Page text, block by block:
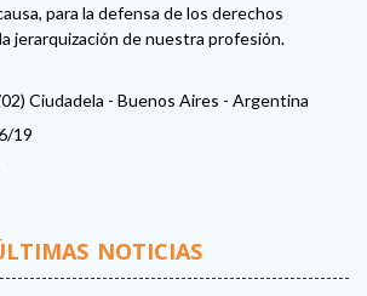
para la defensa de los derechos
jerarquización de nuestra profesión.
Ciudadela - Buenos Aires - Argentina
19
NOTICIAS